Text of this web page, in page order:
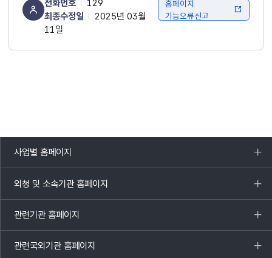
전화번호
129
최종수정일
2025년 03월
11일
홈페이지
기능오류신고
사업별 홈페이지
목록
열기
외청 및 소속기관 홈페이지
목록
열기
관련기관 홈페이지
목록
열기
관련국외기관 홈페이지
목록